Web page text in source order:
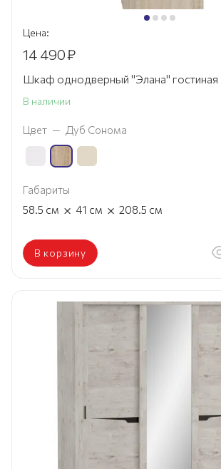
Цена:
14 490₽
Шкаф однодверный "Элана" гостиная
В наличии
Цвет — Дуб Сонома
Габариты
58.5 см × 41 см × 208.5 см
В корзину